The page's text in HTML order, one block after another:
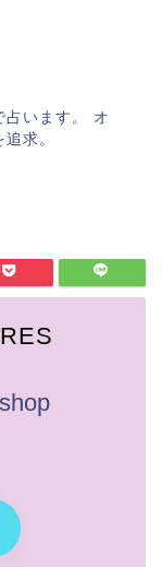
占います。 オ
求。